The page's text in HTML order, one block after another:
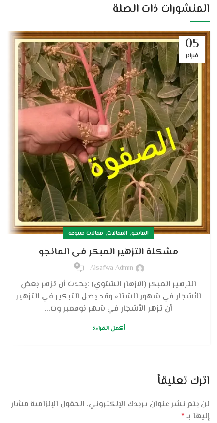
المنشورات ذات الصلة
05
فبراير
المانجو, المقالات, مقالات متنوعة
مشكلة التزهير المبكر فى المانجو
Alsafwa Admin
0
التزهير المبكر (الازهار الشتوي) :يحدث أن تزهر بعض
الأشجار في شهور الشتاء وقد يصل التبكير في التزهير
أن تزهر الأشجار في شهر نوفمبر وت...
أكمل القراءة
اترك تعليقاً
لن يتم نشر عنوان بريدك الإلكتروني. الحقول الإلزامية مشار
إليها بـ *